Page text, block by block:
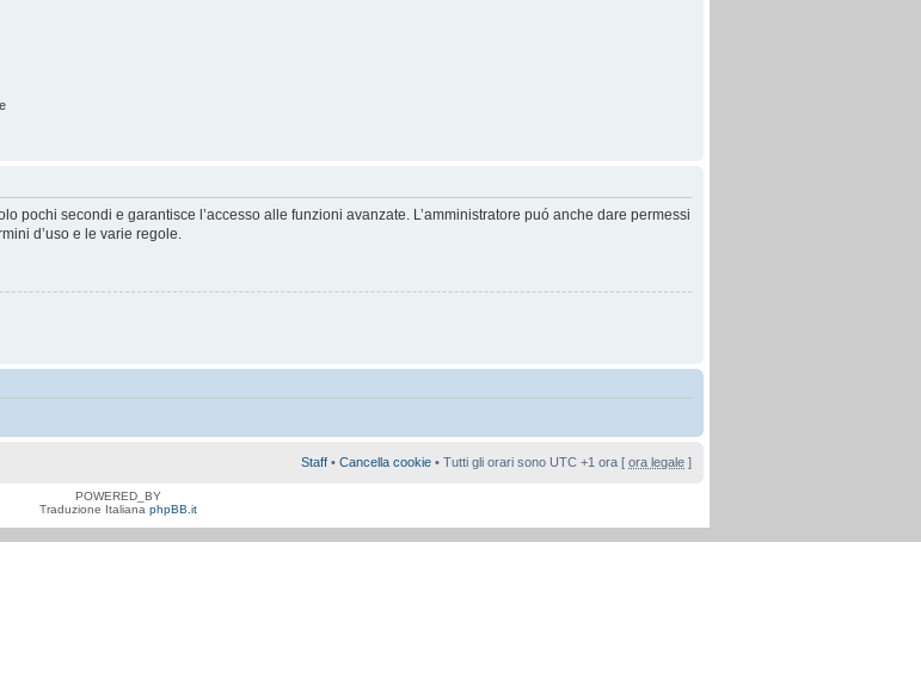
pochi secondi e garantisce l’accesso alle funzioni avanzate. L’amministratore puó anche dare permessi
d’uso e le varie regole.
Staff • Cancella cookie • Tutti gli orari sono UTC +1 ora [ ora legale ]
POWERED_BY
Traduzione Italiana phpBB.it